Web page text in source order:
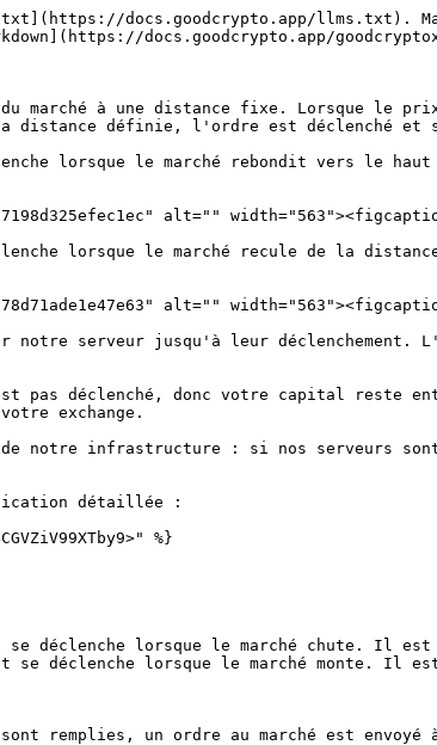
docs.goodcrypto.app/llms.txt).
docs.goodcrypto.app/
marché à une distance fixe. Lorsque le
distance définie, l'ordre est déclenché et
lorsque le marché rebondit vers le
alt=""
lorsque le marché recule de la
alt=""
serveur jusqu'à leur déclenchement.
pas déclenché, donc votre capital reste
exchange.
notre infrastructure : si nos serveurs
détaillée :
%}
déclenche lorsque le marché chute. Il
déclenche lorsque le marché monte. Il est
remplies, un ordre au marché est